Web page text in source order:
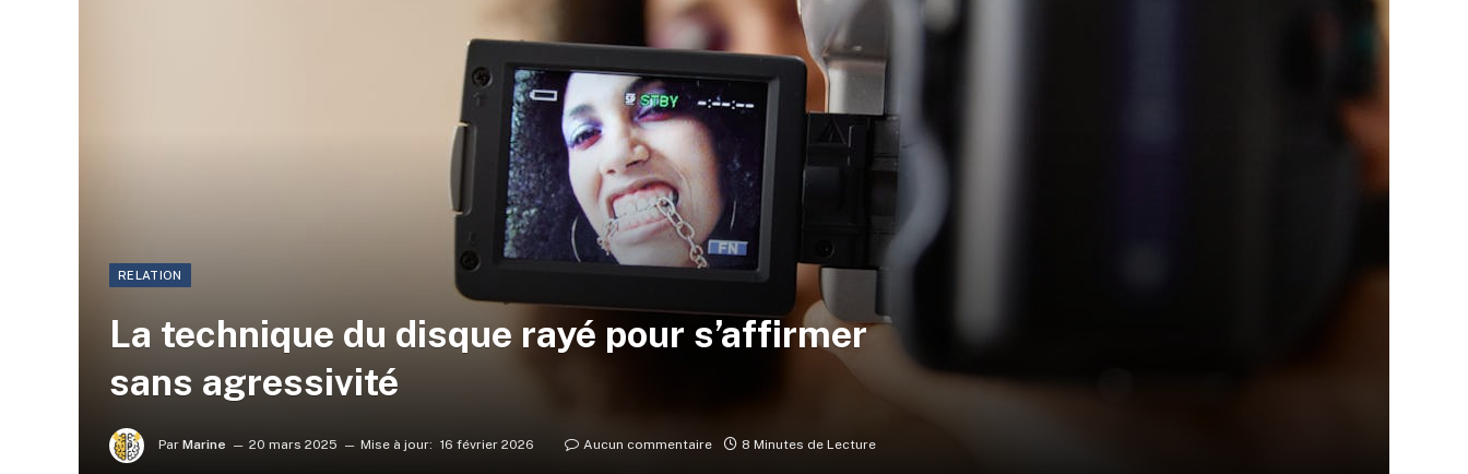
RELATION
La technique du disque rayé pour s’affirmer
sans agressivité
Par Marine 20 mars 2025 Mise à jour: 16 février 2026 Aucun commentaire 8 Minutes de Lecture